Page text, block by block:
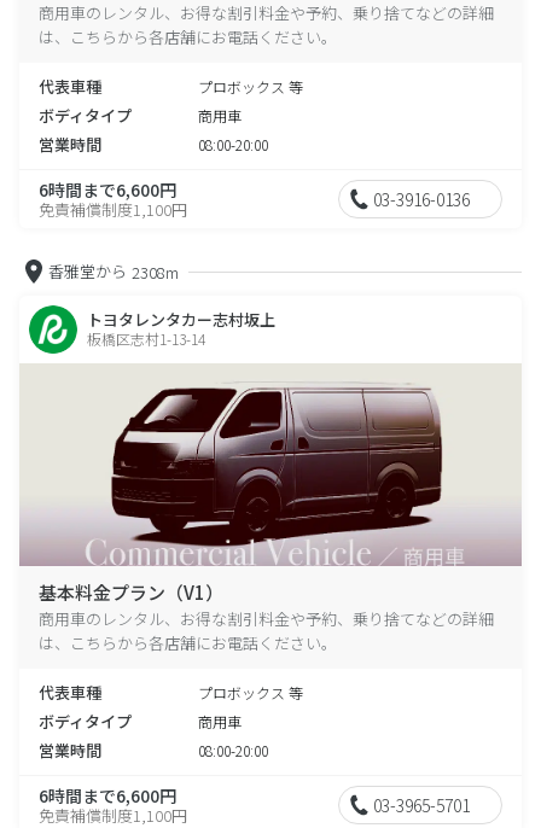
商用車のレンタル、お得な割引料金や予約、乗り捨てなどの詳細
は、こちらから各店舗にお電話ください。
代表車種 プロボックス 等
ボディタイプ 商用車
営業時間 08:00-20:00
6時間まで6,600円
免責補償制度1,100円 03-3916-0136
香雅堂から 2308m
トヨタレンタカー志村坂上
板橋区志村1-13-14
基本料金プラン（V1）
商用車のレンタル、お得な割引料金や予約、乗り捨てなどの詳細
は、こちらから各店舗にお電話ください。
代表車種 プロボックス 等
ボディタイプ 商用車
営業時間 08:00-20:00
6時間まで6,600円
免責補償制度1,100円 03-3965-5701